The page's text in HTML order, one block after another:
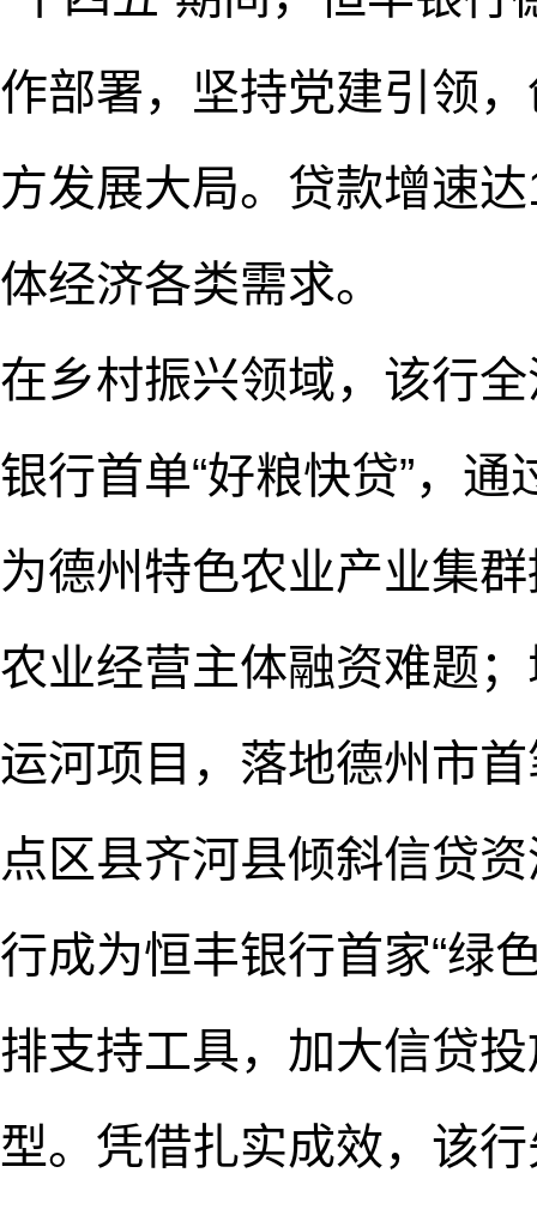
作部署，坚持党建引领
方发展大局。贷款增速
体经济各类需求。
在乡村振兴领域，该行
银行首单“好粮快贷”，通
为德州特色农业产业集
农业经营主体融资难题
运河项目，落地德州市
点区县齐河县倾斜信贷
行成为恒丰银行首家“绿
排支持工具，加大信贷
型。凭借扎实成效，该